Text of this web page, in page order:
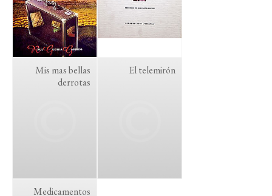
Mis mas bellas
derrotas
El telemirón
Medicamentos